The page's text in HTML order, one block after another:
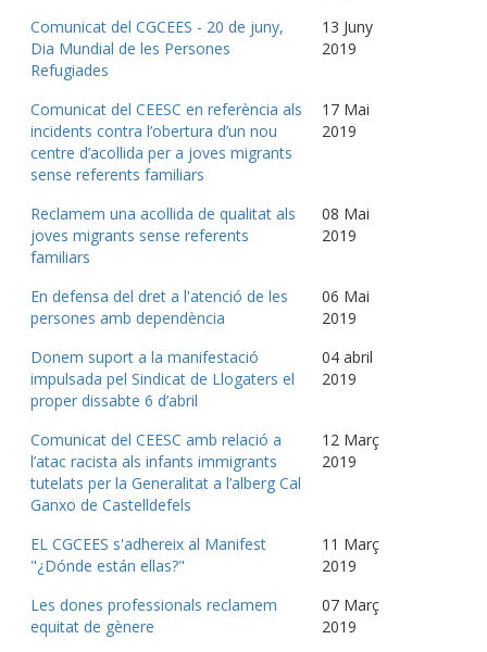
Comunicat del CGCEES - 20 de juny,
Dia Mundial de les Persones
Refugiades
13 Juny
2019
Comunicat del CEESC en referència als
incidents contra l’obertura d’un nou
centre d’acollida per a joves migrants
sense referents familiars
17 Mai
2019
Reclamem una acollida de qualitat als
joves migrants sense referents
familiars
08 Mai
2019
En defensa del dret a l'atenció de les
persones amb dependència
06 Mai
2019
Donem suport a la manifestació
impulsada pel Sindicat de Llogaters el
proper dissabte 6 d’abril
04 abril
2019
Comunicat del CEESC amb relació a
l’atac racista als infants immigrants
tutelats per la Generalitat a l’alberg Cal
Ganxo de Castelldefels
12 Març
2019
EL CGCEES s'adhereix al Manifest
"¿Dónde están ellas?"
11 Març
2019
Les dones professionals reclamem
equitat de gènere
07 Març
2019